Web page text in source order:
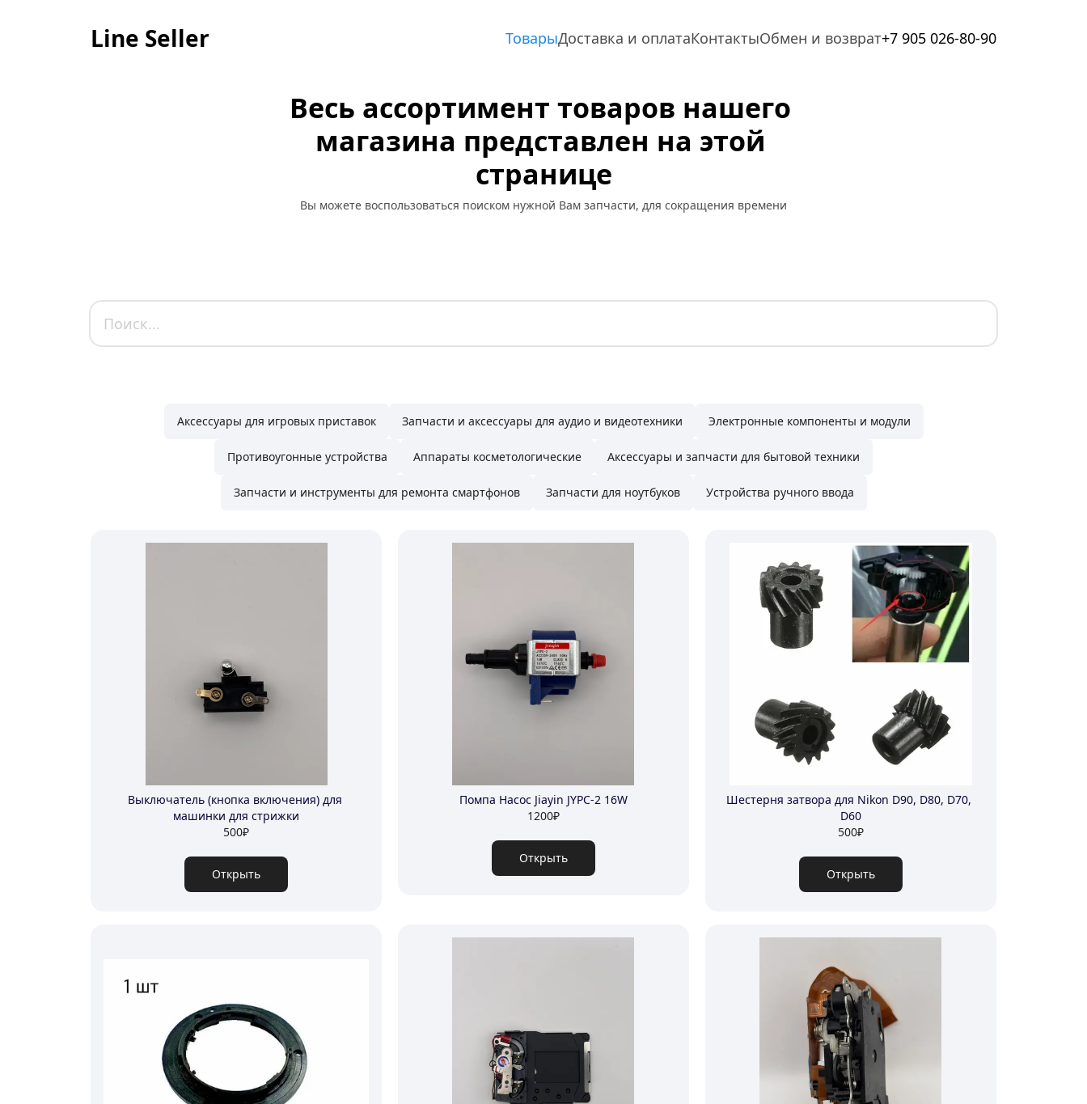
Line Seller ТоварыДоставка и оплатаКонтактыОбмен и возврат+7 905 026-80-90
Весь ассортимент товаров нашего
магазина представлен на этой
странице
Вы можете воспользоваться поиском нужной Вам запчасти, для сокращения времени
Аксессуары для игровых приставок Запчасти и аксессуары для аудио и видеотехники Электронные компоненты и модули
Противоугонные устройства Аппараты косметологические Аксессуары и запчасти для бытовой техники
Запчасти и инструменты для ремонта смартфонов Запчасти для ноутбуков Устройства ручного ввода
Выключатель (кнопка включения) для
машинки для стрижки
500₽
Открыть
Помпа Насос Jiayin JYPC-2 16W
1200₽
Открыть
Шестерня затвора для Nikon D90, D80, D70,
D60
500₽
Открыть